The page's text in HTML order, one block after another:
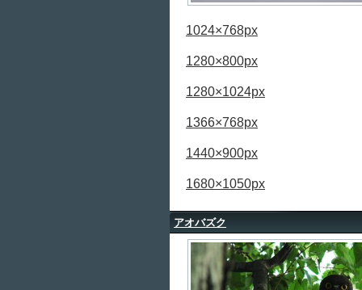
1024×768px
1280×800px
1280×1024px
1366×768px
1440×900px
1680×1050px
アオバズク